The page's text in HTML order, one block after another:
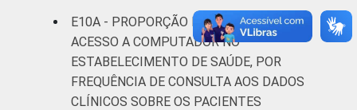
E10A - PROPORÇÃO DE MÉDICOS COM
ACESSO A COMPUTADOR NO
ESTABELECIMENTO DE SAÚDE, POR
FREQUÊNCIA DE CONSULTA AOS DADOS
CLÍNICOS SOBRE OS PACIENTES